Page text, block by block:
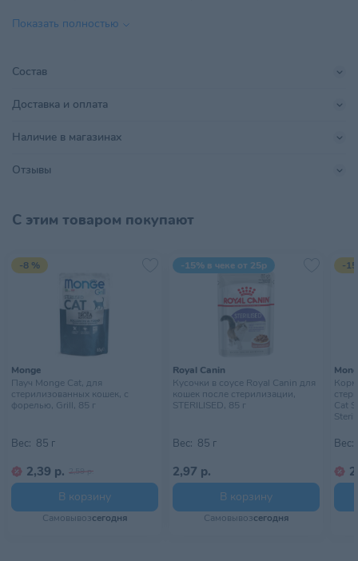
Производитель
Тип упаковки
Условия хранения
месте, недоступном для детей
Это естественная и желанная пища пушистого хищника,
питомца!
Показать полностью
Состав
Доставка и оплата
Наличие в магазинах
Отзывы
С этим товаром покупают
-8 %
Monge
Пауч Monge Cat, для
стерилизованных кошек, с
форелью, Grill, 85 г
Вес: 85 г
2,39 р. 2,59 р.
В корзину
Самовывозсегодня
-15% в чеке от 25р
Royal Canin
Кусочки в соусе Royal Canin для
кошек после стерилизации,
STERILISED, 85 г
Вес: 85 г
2,97 р.
В корзину
Самовывозсегодня
-
Cat
Вес: